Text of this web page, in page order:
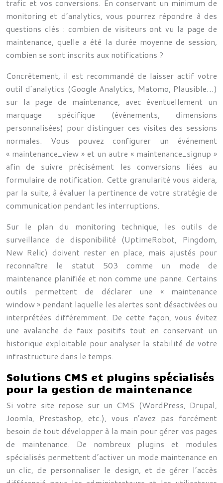
trafic et vos conversions. En conservant un minimum de
monitoring et d’analytics, vous pourrez répondre à des
questions clés : combien de visiteurs ont vu la page de
maintenance, quelle a été la durée moyenne de session,
combien se sont inscrits aux notifications ?
Concrètement, il est recommandé de laisser actif votre
outil d’analytics (Google Analytics, Matomo, Plausible…)
sur la page de maintenance, avec éventuellement un
marquage spécifique (événements, dimensions
personnalisées) pour distinguer ces visites des sessions
normales. Vous pouvez configurer un événement
« maintenance_view » et un autre « maintenance_signup »
afin de suivre précisément les conversions liées au
formulaire de notification. Cette granularité vous aidera,
par la suite, à évaluer la pertinence de votre stratégie de
communication pendant les interruptions.
Sur le plan du monitoring technique, les outils de
surveillance de disponibilité (UptimeRobot, Pingdom,
New Relic) doivent rester en place, mais ajustés pour
reconnaître le statut 503 comme un mode de
maintenance planifiée et non comme une panne. Certains
outils permettent de déclarer une « maintenance
window » pendant laquelle les alertes sont désactivées ou
interprétées différemment. De cette façon, vous évitez
une avalanche de faux positifs tout en conservant un
historique exploitable pour analyser la stabilité de votre
infrastructure dans le temps.
Solutions CMS et plugins spécialisés
pour la gestion de maintenance
Si votre site repose sur un CMS (WordPress, Drupal,
Joomla, Prestashop, etc.), vous n’avez pas forcément
besoin de tout développer à la main pour gérer vos pages
de maintenance. De nombreux plugins et modules
spécialisés permettent d’activer un mode maintenance en
un clic, de personnaliser le design, et de gérer l’accès